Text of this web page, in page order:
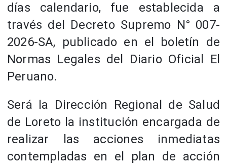
días calendario, fue establecida a
través del Decreto Supremo N° 007-
2026-SA, publicado en el boletín de
Normas Legales del Diario Oficial El
Peruano.
Será la Dirección Regional de Salud
de Loreto la institución encargada de
realizar las acciones inmediatas
contempladas en el plan de acción